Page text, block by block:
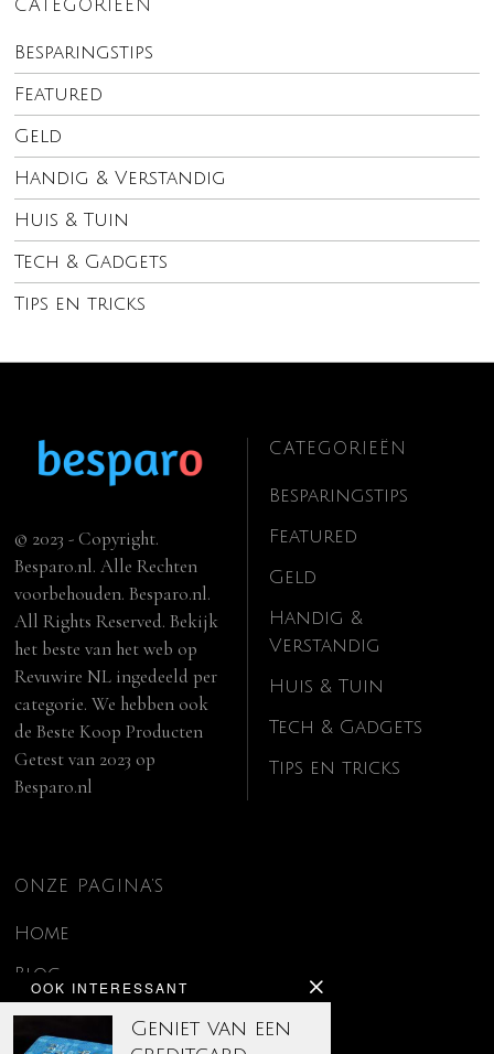
CATEGORIEËN
Besparingstips
Featured
Geld
Handig & Verstandig
Huis & Tuin
Tech & Gadgets
Tips en tricks
OOK INTERESSANT
Geniet van een
© 2023 - Copyright.
Besparo.nl. Alle Rechten
voorbehouden. Besparo.nl.
All Rights Reserved. Bekijk
het beste van het web op
Revuwire NL ingedeeld per
categorie. We hebben ook
deBeste Koop Producten
Getest van 2023 op
Besparo.nl
CATEGORIEËN
Besparingstips
Featured
Geld
Handig &
Verstandig
Huis & Tuin
Tech & Gadgets
Tips en tricks
ONZE PAGINA’S
Home
Blog
Contact